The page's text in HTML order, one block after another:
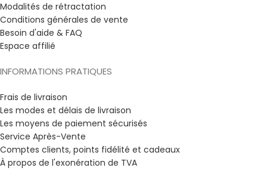
Modalités de rétractation
Conditions générales de vente
Besoin d'aide & FAQ
Espace affilié
INFORMATIONS PRATIQUES
Frais de livraison
Les modes et délais de livraison
Les moyens de paiement sécurisés
Service Après-Vente
Comptes clients, points fidélité et cadeaux
À propos de l'exonération de TVA